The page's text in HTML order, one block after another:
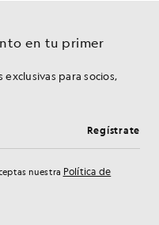
en tu primer
para socios,
Regístrate
nuestra Política de